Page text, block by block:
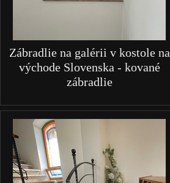
Zábradlie na galérii v kostole na
východe Slovenska - kované
zábradlie